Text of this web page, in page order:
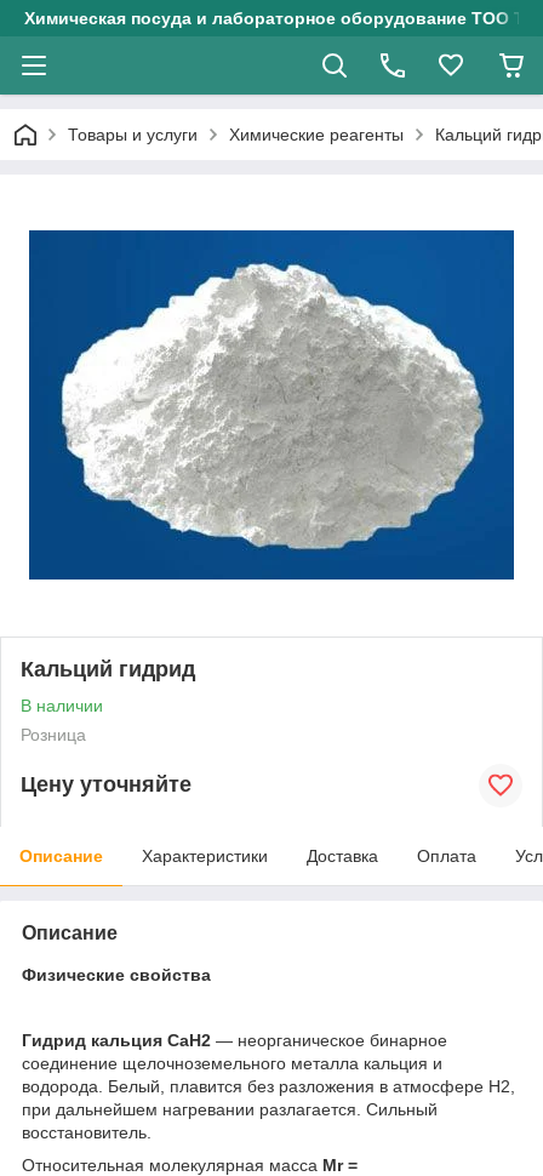
Химическая посуда и лабораторное оборудование ТОО
Товары и услуги Химические реагенты Кальций
Кальций гидрид
В наличии
Розница
Цену уточняйте
Описание Характеристики Доставка Оплата
Описание
Физические свойства
Гидрид кальция CaH2 — неорганическое бинарное
соединение щелочноземельного металла кальция и
водорода. Белый, плавится без разложения в атмосфере H2
при дальнейшем нагревании разлагается. Сильный
восстановитель.
Относительная молекулярная масса Mr =